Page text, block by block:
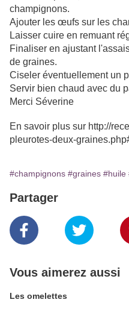
champignons.
Ajouter les œufs sur les
Laisser cuire en remuant
Finaliser en ajustant
de graines.
Ciseler éventuellement un
Servir bien chaud avec du
Merci Séverine
En savoir plus sur http://
pleurotes-deux-
#champignons #graines #huile
Partager
Vous aimerez aussi
Les omelettes